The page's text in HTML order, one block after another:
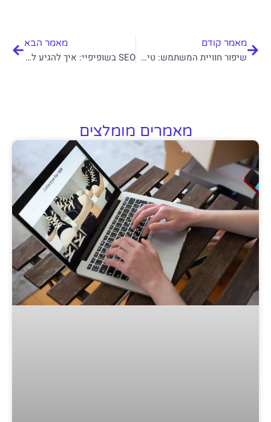
מאמר קודם
שיפור חוויית המשתמש: טיפים לעיצוב חנות שופיפיי שמושכת לקוחות
מאמר הבא
SEO בשופיפיי: איך להגיע למקומות הראשונים בגוגל
מאמרים מומלצים